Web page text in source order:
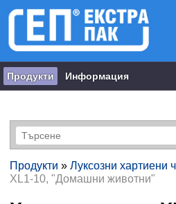
Продукти Информация
Продукти » Луксозни хартиени
XL1-10, "Домашни животни"